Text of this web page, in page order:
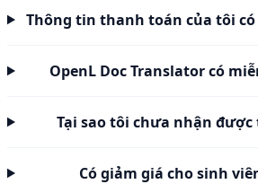
Thông tin thanh toán của tôi
OpenL Doc Translator có
Tại sao tôi chưa nhận được
Có giảm giá cho sinh